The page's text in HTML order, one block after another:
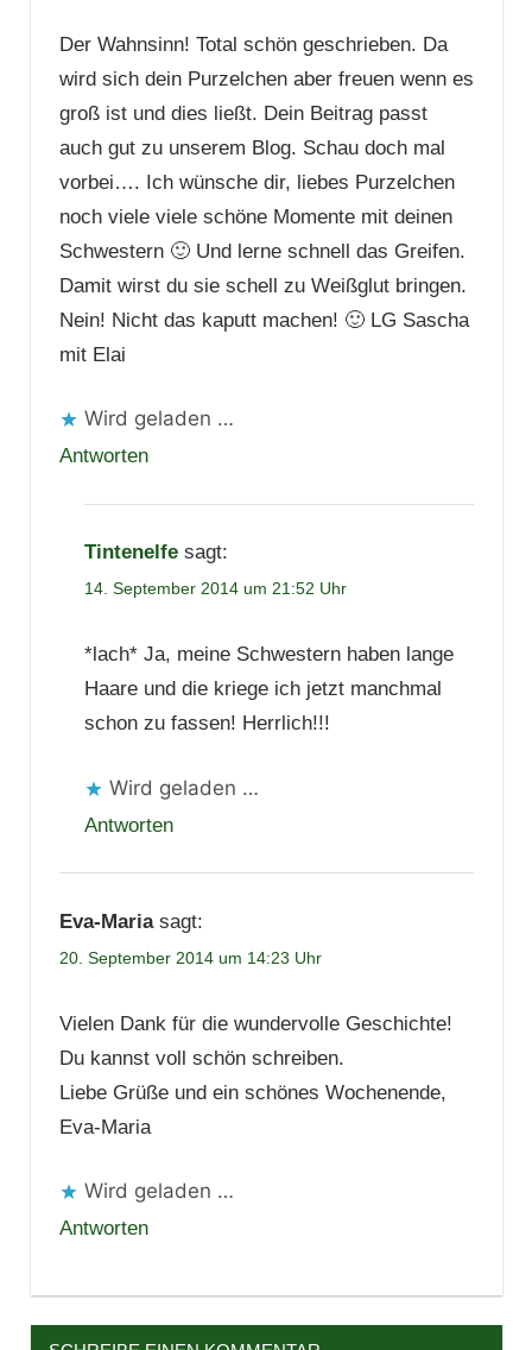
Der Wahnsinn! Total schön geschrieben. Da
wird sich dein Purzelchen aber freuen wenn es
groß ist und dies ließt. Dein Beitrag passt
auch gut zu unserem Blog. Schau doch mal
vorbei…. Ich wünsche dir, liebes Purzelchen
noch viele viele schöne Momente mit deinen
Schwestern 🙂 Und lerne schnell das Greifen.
Damit wirst du sie schell zu Weißglut bringen.
Nein! Nicht das kaputt machen! 🙂 LG Sascha
mit Elai
Wird geladen …
Antworten
Tintenelfe sagt:
14. September 2014 um 21:52 Uhr
*lach* Ja, meine Schwestern haben lange
Haare und die kriege ich jetzt manchmal
schon zu fassen! Herrlich!!!
Wird geladen …
Antworten
Eva-Maria sagt:
20. September 2014 um 14:23 Uhr
Vielen Dank für die wundervolle Geschichte!
Du kannst voll schön schreiben.
Liebe Grüße und ein schönes Wochenende,
Eva-Maria
Wird geladen …
Antworten